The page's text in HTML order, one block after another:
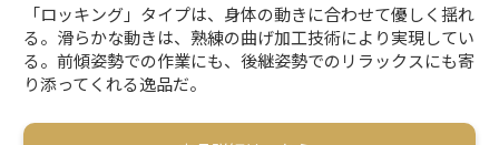
「ロッキング」タイプは、身体の動きに合わせて優しく揺れ
る。滑らかな動きは、熟練の曲げ加工技術により実現してい
る。前傾姿勢での作業にも、後継姿勢でのリラックスにも寄
り添ってくれる逸品だ。